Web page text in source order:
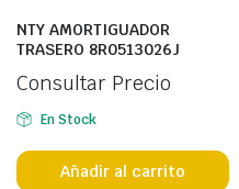
NTY AMORTIGUADOR
TRASERO 8R0513026J
Consultar Precio
En Stock
Añadir al carrito